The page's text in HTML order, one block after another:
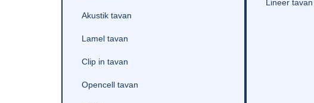
Akustik tavan
Lamel tavan
Clip in tavan
Opencell tavan
Lineer tavan